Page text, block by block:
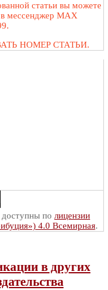
статьи вы можете
в мессенджер MAX
НОМЕР СТАТЬИ.
доступны по лицензии
4.0 Всемирная.
в других